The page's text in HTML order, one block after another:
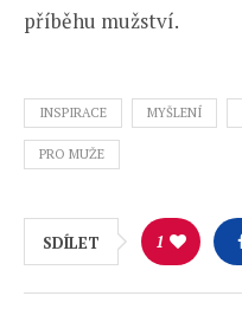
příběhu mužství.
INSPIRACE MYŠLENÍ
PRO MUŽE
SDÍLET 1